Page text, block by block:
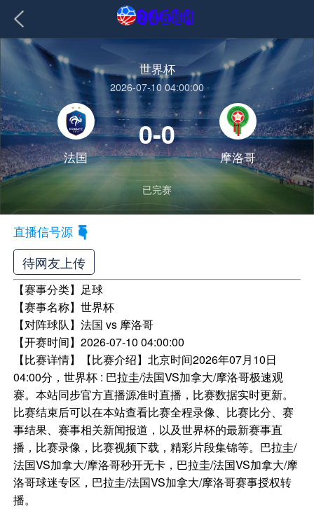
世界杯
2026-07-10 04:00:00
法国
0-0
摩洛哥
已完赛
直播信号源
待网友上传
【赛事分类】 足球
【赛事名称】世界杯
【对阵球队】法国 vs 摩洛哥
【开赛时间】2026-07-10 04:00:00
【比赛详情】
【比赛介绍】北京时间2026年07月10日
04:00分，世界杯 : 巴拉圭/法国VS加拿大/摩洛哥极速观
赛。本站同步官方直播源准时直播，比赛数据实时更新。
比赛结束后可以在本站查看比赛全程录像、比赛比分、赛
事结果、赛事相关新闻报道，以及世界杯的最新赛事直
播，比赛录像，比赛视频下载，精彩片段集锦等。巴拉圭/
法国VS加拿大/摩洛哥秒开无卡，巴拉圭/法国VS加拿大/摩
洛哥球迷专区，巴拉圭/法国VS加拿大/摩洛哥赛事授权转
播。